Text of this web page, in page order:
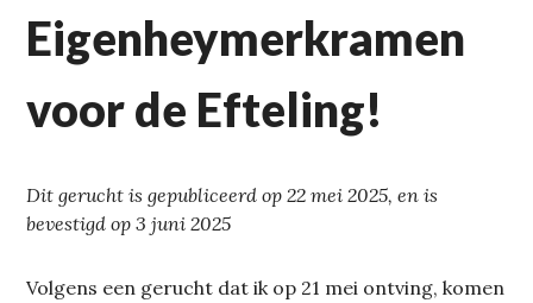
Eigenheymerkramen
voor de Efteling!
Dit gerucht is gepubliceerd op 22 mei 2025, en is
bevestigd op 3 juni 2025
Volgens een gerucht dat ik op 21 mei ontving, komen